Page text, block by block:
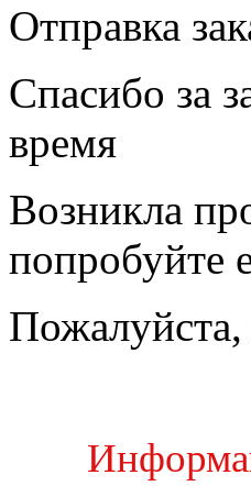
Отправка
Спасибо за
время
Возникла
попробуйте
Пожалуйста,